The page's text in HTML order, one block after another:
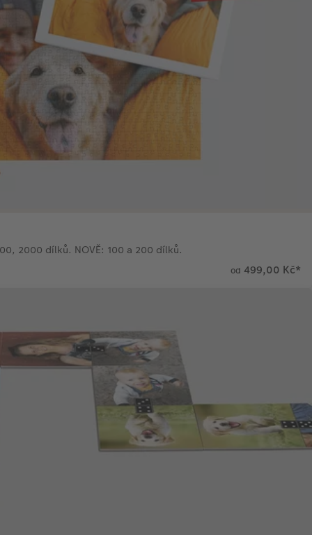
2000 dílků. NOVĚ: 100 a 200 dílků.
od 499,00 Kč*